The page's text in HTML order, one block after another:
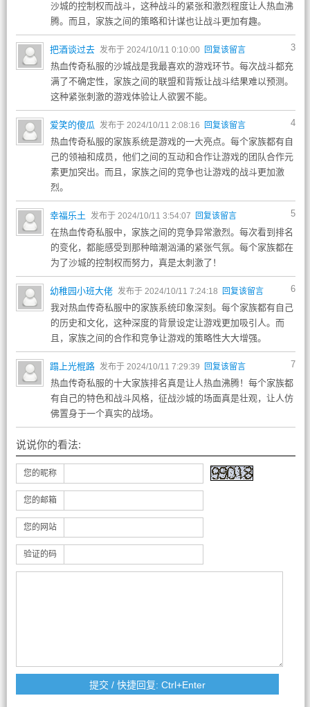
沙城的控制权而战斗，这种战斗的紧张和激烈程度让人热血沸
腾。而且，家族之间的策略和计谋也让战斗更加有趣。
3
把酒谈过去 发布于 2024/10/11 0:10:00 回复该留言
热血传奇私服的沙城战是我最喜欢的游戏环节。每次战斗都充
满了不确定性，家族之间的联盟和背叛让战斗结果难以预测。
这种紧张刺激的游戏体验让人欲罢不能。
4
爱笑的傻瓜 发布于 2024/10/11 2:08:16 回复该留言
热血传奇私服的家族系统是游戏的一大亮点。每个家族都有自
己的领袖和成员，他们之间的互动和合作让游戏的团队合作元
素更加突出。而且，家族之间的竞争也让游戏的战斗更加激
烈。
5
幸福乐土 发布于 2024/10/11 3:54:07 回复该留言
在热血传奇私服中，家族之间的竞争异常激烈。每次看到排名
的变化，都能感受到那种暗潮汹涌的紧张气氛。每个家族都在
为了沙城的控制权而努力，真是太刺激了！
6
幼稚园小班大佬 发布于 2024/10/11 7:24:18 回复该留言
我对热血传奇私服中的家族系统印象深刻。每个家族都有自己
的历史和文化，这种深度的背景设定让游戏更加吸引人。而
且，家族之间的合作和竞争让游戏的策略性大大增强。
7
蹋上光棍路 发布于 2024/10/11 7:29:39 回复该留言
热血传奇私服的十大家族排名真是让人热血沸腾！每个家族都
有自己的特色和战斗风格，征战沙城的场面真是壮观，让人仿
佛置身于一个真实的战场。
说说你的看法:
您的昵称
您的邮箱
您的网站
验证的码